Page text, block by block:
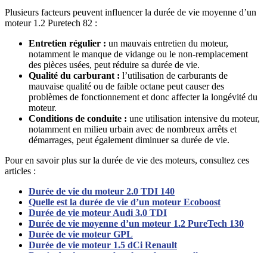
Plusieurs facteurs peuvent influencer la durée de vie moyenne d’un
moteur 1.2 Puretech 82 :
Entretien régulier : un mauvais entretien du moteur,
notamment le manque de vidange ou le non-remplacement
des pièces usées, peut réduire sa durée de vie.
Qualité du carburant : l’utilisation de carburants de
mauvaise qualité ou de faible octane peut causer des
problèmes de fonctionnement et donc affecter la longévité du
moteur.
Conditions de conduite : une utilisation intensive du moteur,
notamment en milieu urbain avec de nombreux arrêts et
démarrages, peut également diminuer sa durée de vie.
Pour en savoir plus sur la durée de vie des moteurs, consultez ces
articles :
Durée de vie du moteur 2.0 TDI 140
Quelle est la durée de vie d’un moteur Ecoboost
Durée de vie moteur Audi 3.0 TDI
Durée de vie moyenne d’un moteur 1.2 PureTech 130
Durée de vie moteur GPL
Durée de vie moteur 1.5 dCi Renault